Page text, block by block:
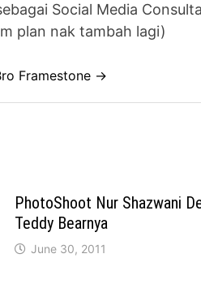
Social Media
plan nak tambah lagi)
Framestone →
PhotoShoot Nur Shazwani
Teddy Bearnya
June 30, 2011